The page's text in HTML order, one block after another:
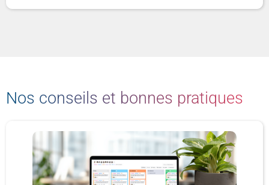
Nos conseils et bonnes pratiques
g
e
g
e
a
g
e
a
g
e
a
g
e
a
g
e